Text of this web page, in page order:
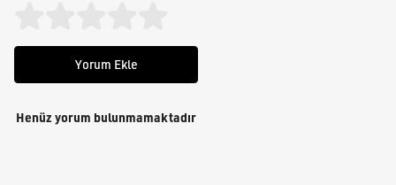
Yorum Ekle
Henüz yorum bulunmamaktadır